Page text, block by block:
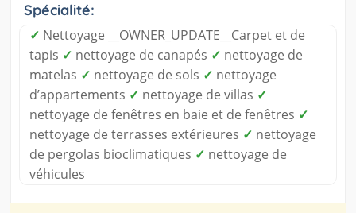
Spécialité:
✓ Nettoyage __OWNER_UPDATE__Carpet et de
tapis ✓ nettoyage de canapés ✓ nettoyage de
matelas ✓ nettoyage de sols ✓ nettoyage
d’appartements ✓ nettoyage de villas ✓
nettoyage de fenêtres en baie et de fenêtres ✓
nettoyage de terrasses extérieures ✓ nettoyage
de pergolas bioclimatiques ✓ nettoyage de
véhicules